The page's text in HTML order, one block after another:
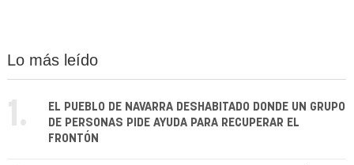
Lo más leído
1.
EL PUEBLO DE NAVARRA DESHABITADO DONDE UN GRUPO
DE PERSONAS PIDE AYUDA PARA RECUPERAR EL
FRONTÓN